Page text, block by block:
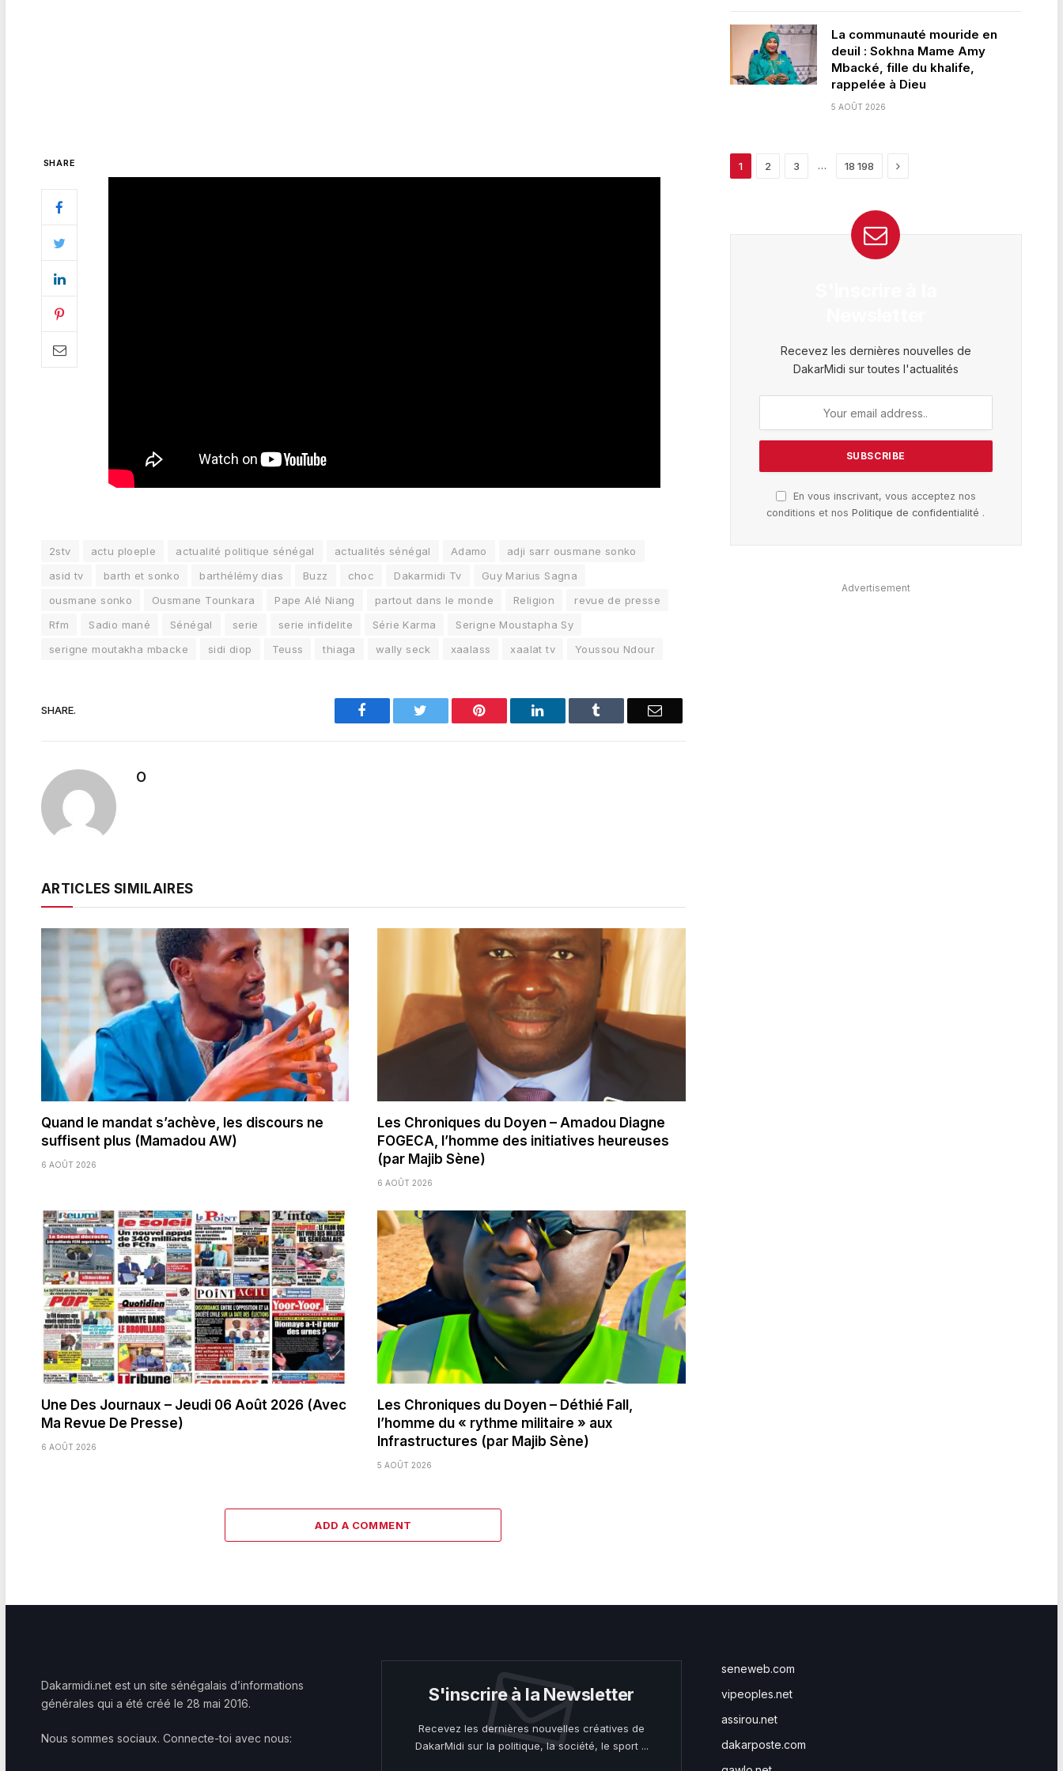
SHARE
2stv actu ploeple actualité politique sénégal actualités sénégal Adamo
adji sarr ousmane sonko
asid tv
barth et sonko barthélémy dias Buzz choc Dakarmidi Tv
Guy Marius Sagna
ousmane sonko
Ousmane Tounkara Pape Alé Niang partout dans le monde Religion
revue de presse
Rfm
Sadio mané Sénégal serie serie infidelite Série Karma
Serigne Moustapha Sy
serigne moutakha mbacke
sidi diop Teuss thiaga wally seck xaalass xaalat tv Youssou Ndour
SHARE. Facebook Pinterest LinkedIn Email
O
ARTICLES SIMILAIRES
Quand le mandat s’achève, les discours ne
suffisent plus (Mamadou AW)
6 AOÛT 2026
Les Chroniques du Doyen – Amadou Diagne
FOGECA, l’homme des initiatives heureuses
(par Majib Sène)
6 AOÛT 2026
Une Des Journaux – Jeudi 06 Août 2026 (Avec
Ma Revue De Presse)
6 AOÛT 2026
Les Chroniques du Doyen – Déthié Fall,
l’homme du « rythme militaire » aux
Infrastructures (par Majib Sène)
5 AOÛT 2026
ADD A COMMENT
La communauté mouride en
deuil : Sokhna Mame Amy
Mbacké, fille du khalife,
rappelée à Dieu
5 AOÛT 2026
1 2 3 … 18 198 Next
Recevez les dernières nouvelles de
DakarMidi sur toutes l'actualités
En vous inscrivant, vous acceptez nos
conditions et nosPolitique de confidentialité .
Advertisement
Dakarmidi.net est un site sénégalais d’informations
générales qui a été créé le 28 mai 2016.
Nous sommes sociaux. Connecte-toi avec nous:
S'inscrire à la Newsletter
Recevez les dernières nouvelles créatives de
DakarMidi sur la politique, la société, le sport ...
seneweb.com
vipeoples.net
assirou.net
dakarposte.com